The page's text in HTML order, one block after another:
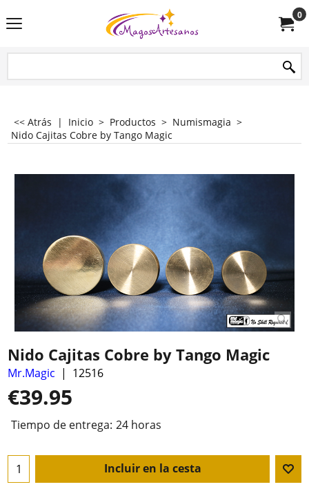
0
<< Atrás | Inicio > Productos > Numismagia >
Nido Cajitas Cobre by Tango Magic
Nido Cajitas Cobre by Tango Magic
Mr.Magic 12516
€39.95
Tiempo de entrega: 24 horas
Incluir en la cesta